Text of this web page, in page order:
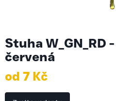
Stuha W_GN_RD
červená
od 7 Kč
Měrná